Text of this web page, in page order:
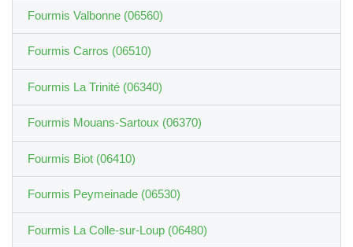
Fourmis Valbonne (06560)
Fourmis Carros (06510)
Fourmis La Trinité (06340)
Fourmis Mouans-Sartoux (06370)
Fourmis Biot (06410)
Fourmis Peymeinade (06530)
Fourmis La Colle-sur-Loup (06480)